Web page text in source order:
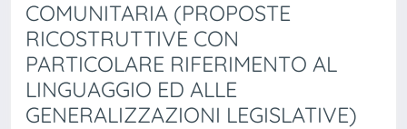
COMUNITARIA (PROPOSTE
RICOSTRUTTIVE CON
PARTICOLARE RIFERIMENTO AL
LINGUAGGIO ED ALLE
GENERALIZZAZIONI LEGISLATIVE)